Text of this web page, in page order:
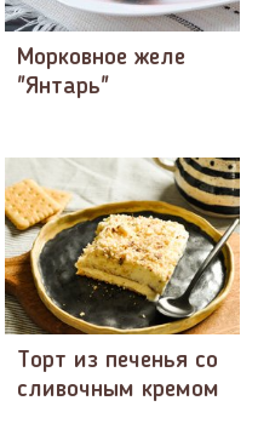
Морковное желе
"Янтарь"
Торт из печенья со
сливочным кремом